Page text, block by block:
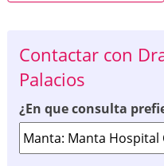
Contactar con
Palacios
¿En que consulta